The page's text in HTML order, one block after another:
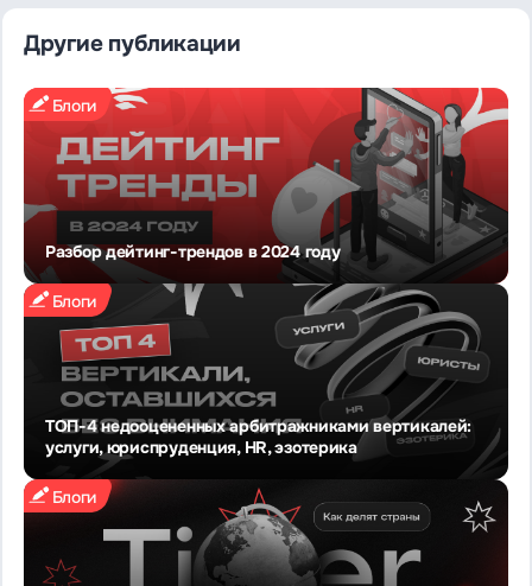
Другие публикации
Блоги
Разбор дейтинг-трендов в 2024 году
Блоги
ТОП-4 недооцененных арбитражниками вертикалей:
услуги, юриспруденция, HR, эзотерика
Блоги